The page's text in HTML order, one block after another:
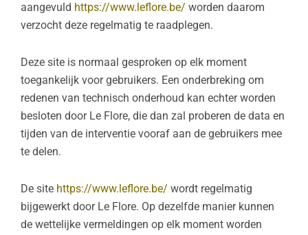
aangevuld https://www.leflore.be/ worden daarom
verzocht deze regelmatig te raadplegen.
Deze site is normaal gesproken op elk moment
toegankelijk voor gebruikers. Een onderbreking om
redenen van technisch onderhoud kan echter worden
besloten door Le Flore, die dan zal proberen de data en
tijden van de interventie vooraf aan de gebruikers mee
te delen.
De site https://www.leflore.be/ wordt regelmatig
bijgewerkt door Le Flore. Op dezelfde manier kunnen
de wettelijke vermeldingen op elk moment worden